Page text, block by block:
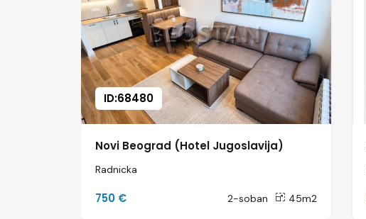
ID:68480
Novi Beograd (Hotel Jugoslavija)
Radnicka
750 € 2-soban 45m2